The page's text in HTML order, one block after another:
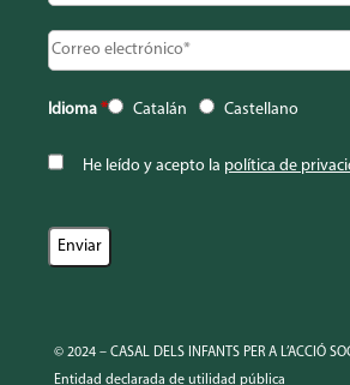
Idioma * Catalán Castellano
He leído y acepto la política de
© 2024 – CASAL DELS INFANTS PER A L’ACCIÓ
Entidad declarada de utilidad pública